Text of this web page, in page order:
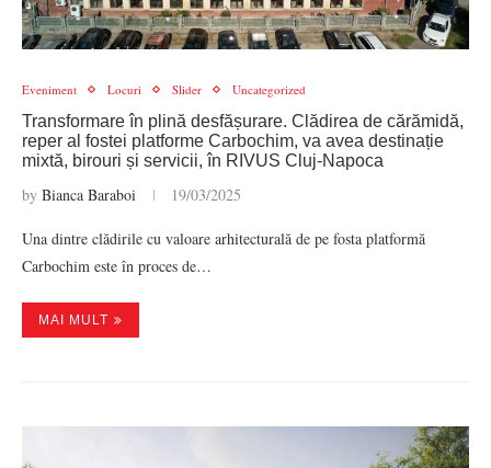
Eveniment Locuri Slider Uncategorized
Transformare în plină desfășurare. Clădirea de cărămidă,
reper al fostei platforme Carbochim, va avea destinație
mixtă, birouri și servicii, în RIVUS Cluj-Napoca
by Bianca Baraboi 19/03/2025
Una dintre clădirile cu valoare arhitecturală de pe fosta platformă
Carbochim este în proces de…
MAI MULT